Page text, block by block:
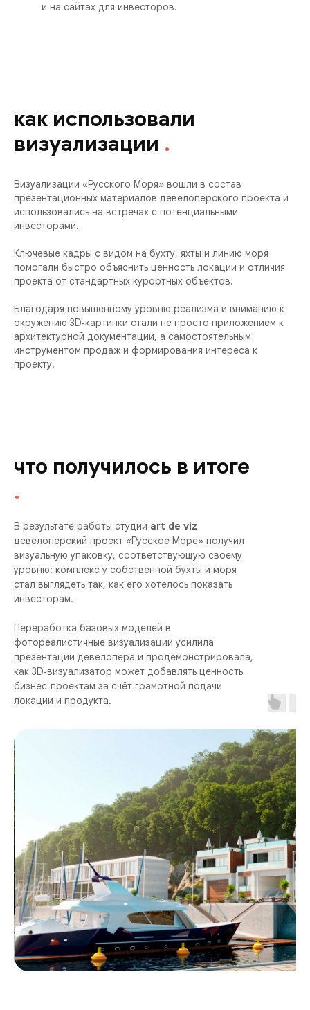
и на сайтах для инвесторов.
как использовали
визуализации .
Визуализации «Русского Моря» вошли в состав
презентационных материалов девелоперского проекта и
использовались на встречах с потенциальными
инвесторами.
Ключевые кадры с видом на бухту, яхты и линию моря
помогали быстро объяснить ценность локации и отличия
проекта от стандартных курортных объектов.
Благодаря повышенному уровню реализма и вниманию к
окружению 3D‑картинки стали не просто приложением к
архитектурной документации, а самостоятельным
инструментом продаж и формирования интереса к
проекту.
что получилось в итоге
.
В результате работы студии art de viz
девелоперский проект «Русское Море» получил
визуальную упаковку, соответствующую своему
уровню: комплекс у собственной бухты и моря
стал выглядеть так, как его хотелось показать
инвесторам.
Переработка базовых моделей в
фотореалистичные визуализации усилила
презентации девелопера и продемонстрировала,
как 3D‑визуализатор может добавлять ценность
бизнес‑проектам за счёт грамотной подачи
локации и продукта.